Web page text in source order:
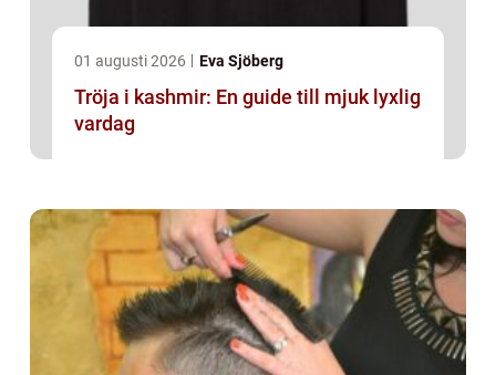
01 augusti 2026 Eva Sjöberg
Tröja i kashmir: En guide till mjuk lyxlig
vardag